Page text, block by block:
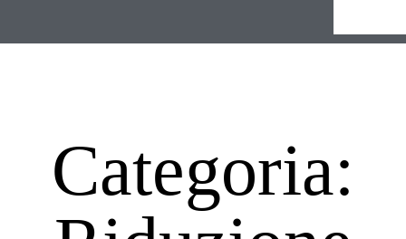
Categoria: